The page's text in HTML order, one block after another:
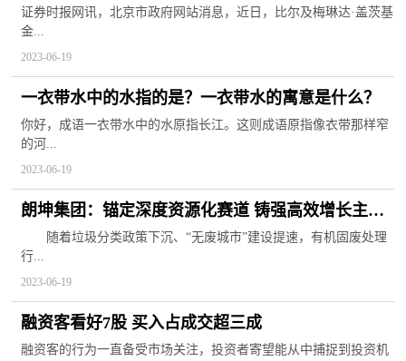
药物研发中心建设
证券时报网讯，北京市政府网站消息，近日，比尔及梅琳达·盖茨基
金...
2023-06-19
一衣带水中的水指的是？一衣带水的寓意是什么？
你好，成语一衣带水中的水原指长江。这则成语原指像衣带那样窄
的河...
2023-06-19
朗坤集团：锚定深度资源化赛道 铸强高效增长主引
擎-世界新视野
随着垃圾分类政策下沉、“无废城市”建设提速，有机固废处理
行...
2023-06-19
融资客看好7股 买入占成交超三成
融资客的行为一直备受市场关注，投资者寄望能从中捕捉到投资机